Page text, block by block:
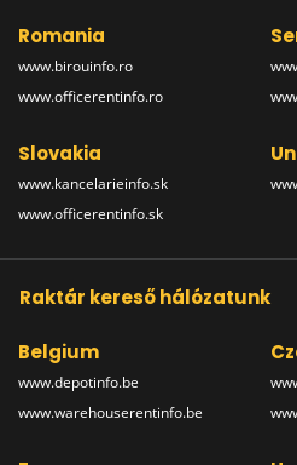
Romania
www.birouinfo.ro
www.officerentinfo.ro
Slovakia
www.kancelarieinfo.sk
www.officerentinfo.sk
Raktár kereső hálózatunk
Belgium
www.depotinfo.be
www.warehouserentinfo.be